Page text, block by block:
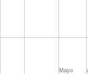
Mayo